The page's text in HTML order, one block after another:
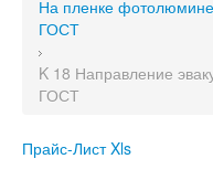
Перезарядка ОВП
Оплата
Гарантии
На пленке
ГОСТ
K 18 Направление
ГОСТ
Прайс-Лист Xls